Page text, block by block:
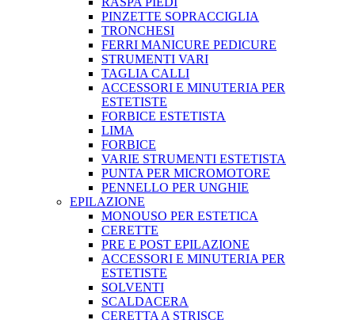
PINZETTE SOPRACCIGLIA
TRONCHESI
FERRI MANICURE PEDICURE
STRUMENTI VARI
TAGLIA CALLI
ACCESSORI E MINUTERIA PER
ESTETISTE
FORBICE ESTETISTA
LIMA
FORBICE
VARIE STRUMENTI ESTETISTA
PUNTA PER MICROMOTORE
PENNELLO PER UNGHIE
EPILAZIONE
MONOUSO PER ESTETICA
CERETTE
PRE E POST EPILAZIONE
ACCESSORI E MINUTERIA PER
ESTETISTE
SOLVENTI
SCALDACERA
CERETTA A STRISCE